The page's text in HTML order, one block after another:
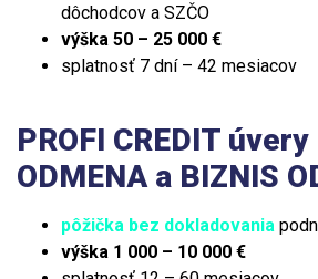
dôchodcov a SZČO
výška 50 – 25 000 €
splatnosť 7 dní – 42 mesiacov
PROFI CREDIT
ODMENA a BIZNIS
pôžička bez dokladovania
výška 1 000 – 10 000 €